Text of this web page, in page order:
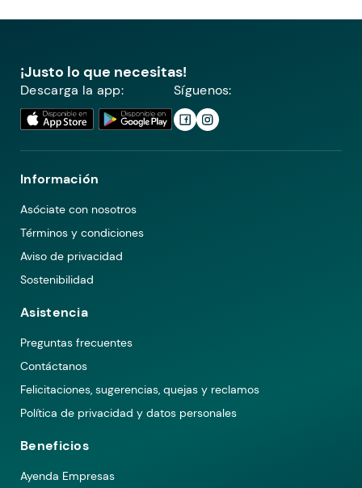
¡Justo lo que necesitas!
Descarga la app: Síguenos:
Información
Asóciate con nosotros
Términos y condiciones
Aviso de privacidad
Sostenibilidad
Asistencia
Preguntas frecuentes
Contáctanos
Felicitaciones, sugerencias, quejas y reclamos
Política de privacidad y datos personales
Beneficios
Ayenda Empresas